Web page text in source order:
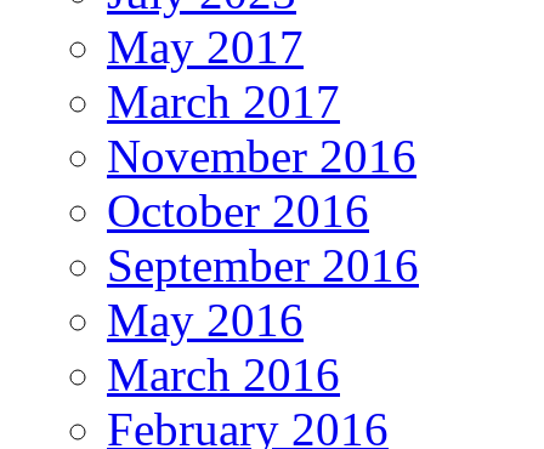
May 2017
March 2017
November 2016
October 2016
September 2016
May 2016
March 2016
February 2016